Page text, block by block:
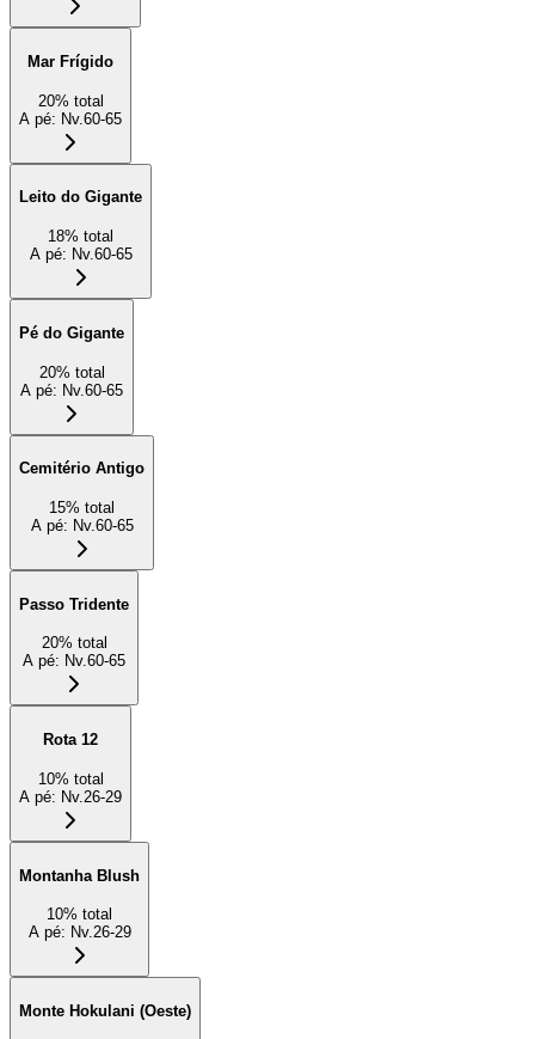
Mar Frígido
20% total
A pé: Nv.60-65
Leito do Gigante
18% total
A pé: Nv.60-65
Pé do Gigante
20% total
A pé: Nv.60-65
Cemitério Antigo
15% total
A pé: Nv.60-65
Passo Tridente
20% total
A pé: Nv.60-65
Rota 12
10% total
A pé: Nv.26-29
Montanha Blush
10% total
A pé: Nv.26-29
Monte Hokulani (Oeste)